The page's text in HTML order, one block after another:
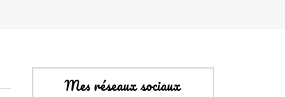
Mes réseaux sociaux